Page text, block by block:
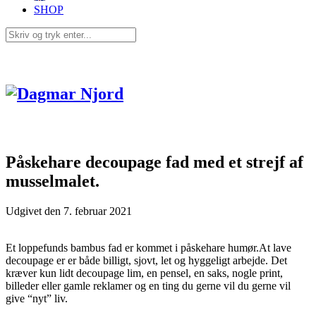
SHOP
Påskehare decoupage fad med et strejf af
musselmalet.
Udgivet den 7. februar 2021
Et loppefunds bambus fad er kommet i påskehare humør.At lave
decoupage er er både billigt, sjovt, let og hyggeligt arbejde. Det
kræver kun lidt decoupage lim, en pensel, en saks, nogle print,
billeder eller gamle reklamer og en ting du gerne vil du gerne vil
give “nyt” liv.